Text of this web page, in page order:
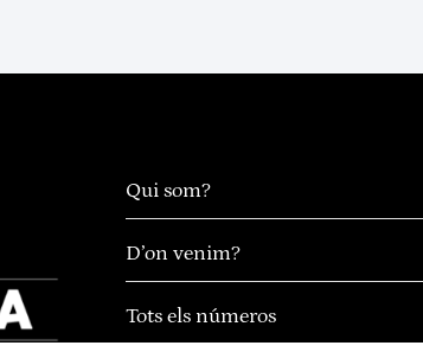
Qui som?
D’on venim?
Tots els números